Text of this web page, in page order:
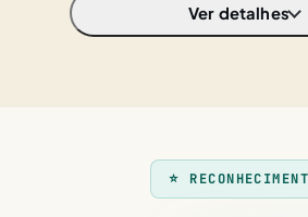
Ver detalhes
⭐